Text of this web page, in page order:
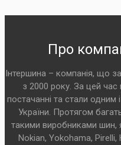
Про
Інтершина – компанія, що
з 2000 року. За цей
постачанні та стали одним
України. Протягом
такими виробниками шин,
Nokian, Yokohama,